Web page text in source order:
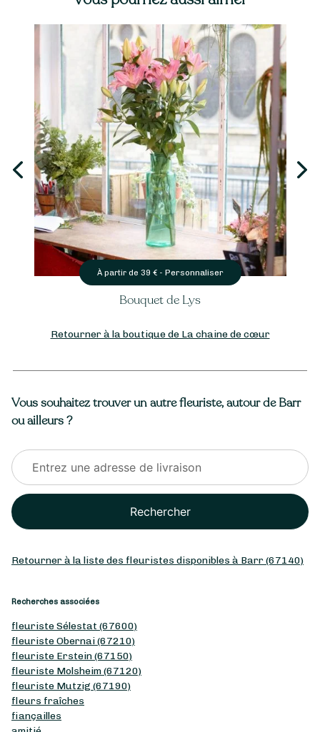
À partir de 39 € - Personnaliser
Bouquet de Lys
Retourner à la boutique de La chaine de cœur
Vous souhaitez trouver un autre fleuriste, autour de Barr
ou ailleurs ?
Rechercher
Retourner à la liste des fleuristes disponibles à Barr (67140)
Recherches associées
fleuriste Sélestat (67600)
fleuriste Obernai (67210)
fleuriste Erstein (67150)
fleuriste Molsheim (67120)
fleuriste Mutzig (67190)
fleurs fraîches
fiançailles